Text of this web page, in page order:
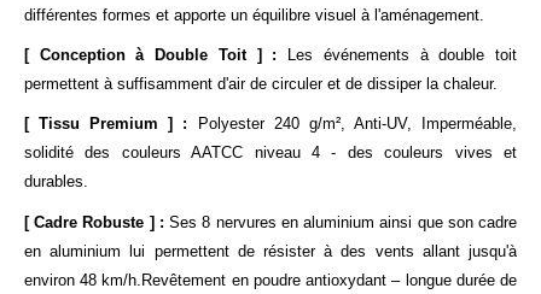
différentes formes et apporte un équilibre visuel à l'aménagement.
[ Conception à Double Toit ] : Les événements à double toit
permettent à suffisamment d'air de circuler et de dissiper la chaleur.
[ Tissu Premium ] : Polyester 240 g/m², Anti-UV, Imperméable,
solidité des couleurs AATCC niveau 4 - des couleurs vives et
durables.
[ Cadre Robuste ] :Ses 8 nervures en aluminium ainsi que son cadre
en aluminium lui permettent de résister à des vents allant jusqu'à
environ 48 km/h.Revêtement en poudre antioxydant – longue durée de